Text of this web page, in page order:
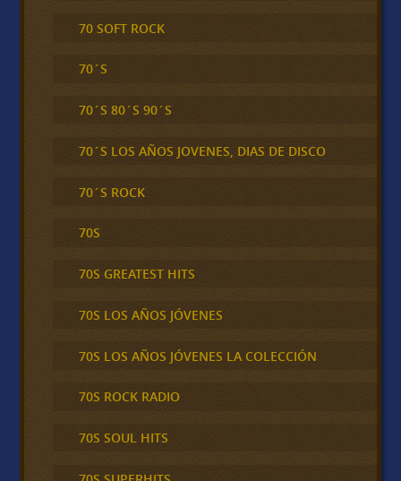
70 SOFT ROCK
70´S
70´S 80´S 90´S
70´S LOS AÑOS JOVENES, DIAS DE DISCO
70´S ROCK
70S
70S GREATEST HITS
70S LOS AÑOS JÓVENES
70S LOS AÑOS JÓVENES LA COLECCIÓN
70S ROCK RADIO
70S SOUL HITS